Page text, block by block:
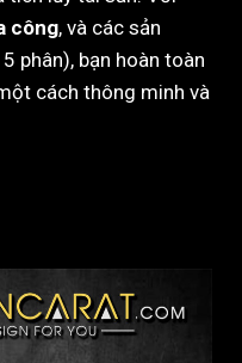
công, và các sản
phân), bạn hoàn toàn
cách thông minh và